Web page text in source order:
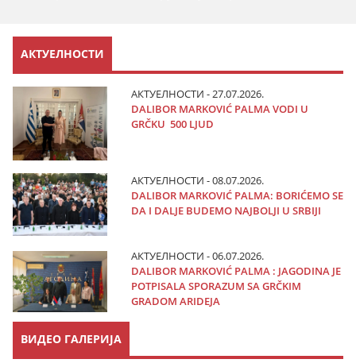
АКТУЕЛНОСТИ
АКТУЕЛНОСТИ - 27.07.2026.
DALIBOR MARKOVIĆ PALMA VODI U
GRČKU 500 LJUD
АКТУЕЛНОСТИ - 08.07.2026.
DALIBOR MARKOVIĆ PALMA: BORIĆEMO SE
DA I DALJE BUDEMO NAJBOLJI U SRBIJI
АКТУЕЛНОСТИ - 06.07.2026.
DALIBOR MARKOVIĆ PALMA : JAGODINA JE
POTPISALA SPORAZUM SA GRČKIM
GRADOM ARIDEJA
ВИДЕО ГАЛЕРИЈА